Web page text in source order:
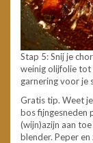
Stap 5: Snij je
weinig olijfolie tot
garnering voor je
Gratis tip. Weet
bos fijngesneden
(wijn)azijn aan
blender. Peper